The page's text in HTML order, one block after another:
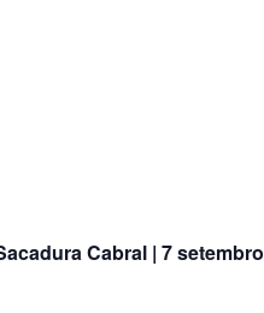
Cabral | 7 setembro